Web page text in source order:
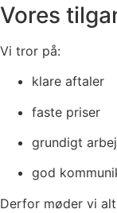
Vores
Vi tror på:
klare aftaler
faste priser
grundigt
god
Derfor møder vi